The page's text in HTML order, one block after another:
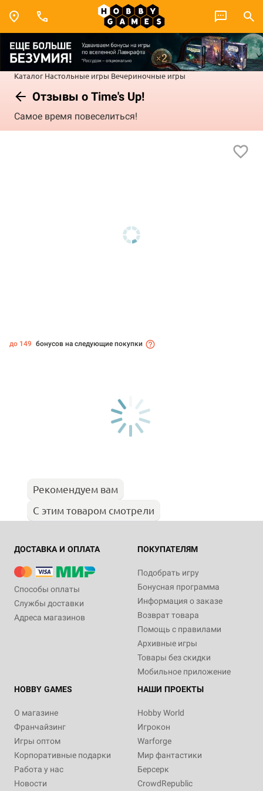
Каталог Настольные игры Вечериночные игры
Отзывы о Time's Up!
Самое время повеселиться!
до 149 бонусов на следующие покупки
Рекомендуем вам
С этим товаром смотрели
ДОСТАВКА И ОПЛАТА
Способы оплаты
Службы доставки
Адреса магазинов
ПОКУПАТЕЛЯМ
Подобрать игру
Бонусная программа
Информация о заказе
Возврат товара
Помощь с правилами
Архивные игры
Товары без скидки
Мобильное приложение
HOBBY GAMES
О магазине
Франчайзинг
Игры оптом
Корпоративные подарки
Работа у нас
Новости
НАШИ ПРОЕКТЫ
Hobby World
Игрокон
Warforge
Мир фантастики
Берсерк
CrowdRepublic